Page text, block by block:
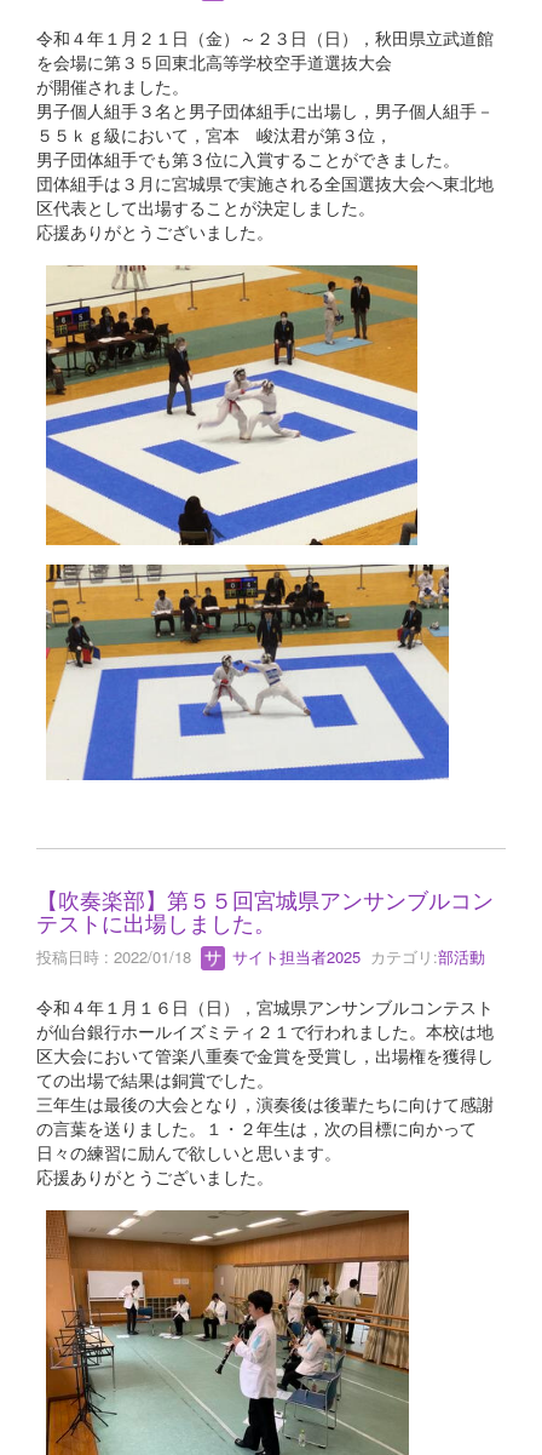
令和４年１月２１日（金）～２３日（日），秋田県立武道館
を会場に第３５回東北高等学校空手道選抜大会
が開催されました。
男子個人組手３名と男子団体組手に出場し，男子個人組手－
５５ｋｇ級において，宮本 峻汰君が第３位，
男子団体組手でも第３位に入賞することができました。
団体組手は３月に宮城県で実施される全国選抜大会へ東北地
区代表として出場することが決定しました。
応援ありがとうございました。
【吹奏楽部】第５５回宮城県アンサンブルコン
テストに出場しました。
投稿日時 : 2022/01/18 サイト担当者2025 カテゴリ:部活動
令和４年１月１６日（日），宮城県アンサンブルコンテスト
が仙台銀行ホールイズミティ２１で行われました。本校は地
区大会において管楽八重奏で金賞を受賞し，出場権を獲得し
ての出場で結果は銅賞でした。
三年生は最後の大会となり，演奏後は後輩たちに向けて感謝
の言葉を送りました。１・２年生は，次の目標に向かって
日々の練習に励んで欲しいと思います。
応援ありがとうございました。